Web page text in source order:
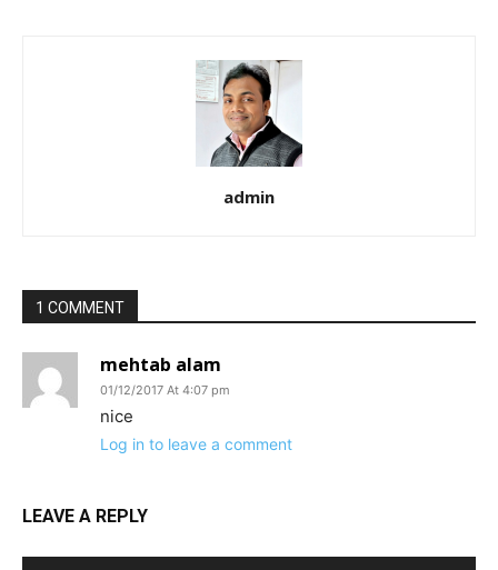
admin
1 COMMENT
mehtab alam
01/12/2017 At 4:07 pm
nice
Log in to leave a comment
LEAVE A REPLY